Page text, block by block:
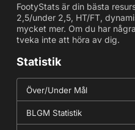
FootyStats är din bästa
2,5/under 2,5, HT/FT,
mycket mer. Om du har
tveka inte att höra av dig.
Statistik
Över/Under Mål
BLGM Statistik